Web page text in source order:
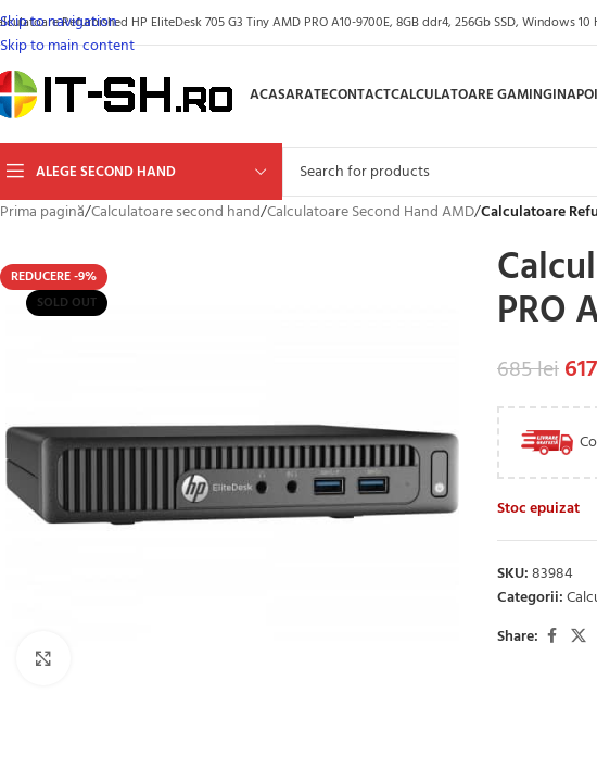
Skip to navigation
Skip to main content
Refurbished HP EliteDesk 705 G3 Tiny AMD PRO A10-9700E, 8GB ddr4, 256Gb SSD, Windows 10
ACASARATECONTACTCALCULATOARE GAMING
ALEGE SECOND HAND
Prima pagină/Calculatoare second hand/Calculatoare Second Hand AMD/Calculatoare
REDUCERE -9%
SOLD OUT
PRO
685lei617
Stoc epuizat
SKU:83984
Categorii:
Share: